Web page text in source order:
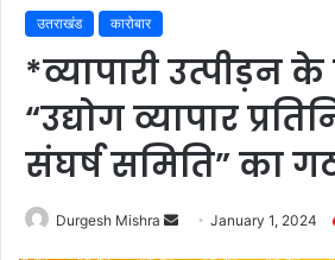
उतराखंड कारोबार
*व्यापारी उत्पीड़न
“उद्योग व्यापार
संघर्ष समिति” का
Durgesh Mishra
Send January 1, 2024